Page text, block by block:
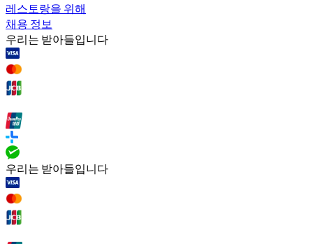
레스토랑을 위해
채용 정보
우리는 받아들입니다
우리는 받아들입니다